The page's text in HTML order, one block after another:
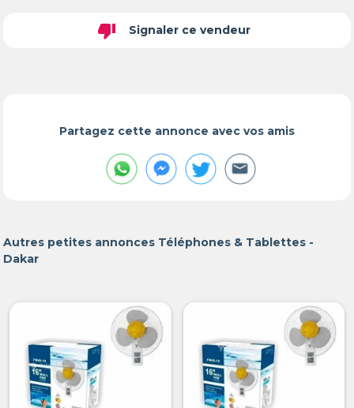
thumb_down Signaler ce vendeur
Partagez cette annonce avec vos amis
Autres petites annonces Téléphones & Tablettes -
Dakar